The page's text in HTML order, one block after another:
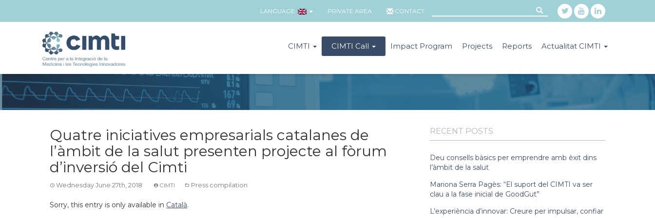
LANGUAGE: PRIVATE AREA CONTACT
CIMTI CIMTI Call Impact Program Projects Reports Actualitat CIMTI
Quatre iniciatives empresarials catalanes de
l’àmbit de la salut presenten projecte al fòrum
d’inversió del Cimti
Wednesday June 27th, 2018 CIMTI Press compilation
Sorry, this entry is only available in Català.
RECENT POSTS
Deu consells bàsics per emprendre amb èxit dins
l’àmbit de la salut
Mariona Serra Pagès: “El suport del CIMTI va ser
clau a la fase inicial de GoodGut”
L’experiència d’innovar: Creure per impulsar, confiar